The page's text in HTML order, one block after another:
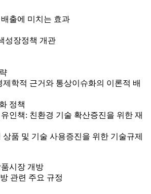
출에 미치는 효과
성장정책 개관
학적 근거와 통상이슈화의 이론적 배
정책
인책: 친환경 기술 확산증진을 위한 재
품 및 기술 사용증진을 위한 기술규제
시장 개방
관련 주요 규정